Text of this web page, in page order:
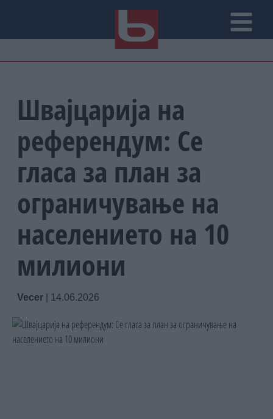
Швајцарија на
референдум: Се
гласа за план за
ограничување на
населението на 10
милиони
Vecer 14.06.2026